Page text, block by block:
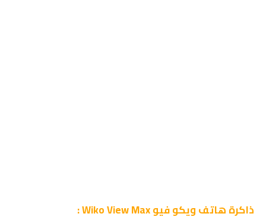
ذاكرةهاتف ويكو فيو Wiko View Max :